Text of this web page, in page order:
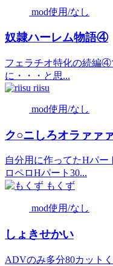
mod使用/なし
奴隷ハーレム物語④
フェラチオ特化の続編
に・・・と思...
riisu
mod使用/なし
ク○ニしろオラァァ
自分用に作ってたHパ
ロペロHパート30...
もくず
mod使用/なし
しょきせかい
ADVのみ多分80カット